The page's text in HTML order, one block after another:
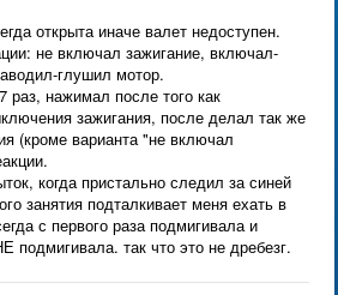
открыта иначе валет недоступен.
не включал зажигание, включал-
глушил мотор.
раз, нажимал после того как
зажигания, после делал так же
(кроме варианта "не включал
когда пристально следил за синей
занятия подталкивает меня ехать в
с первого раза подмигивала и
подмигивала. так что это не дребезг.